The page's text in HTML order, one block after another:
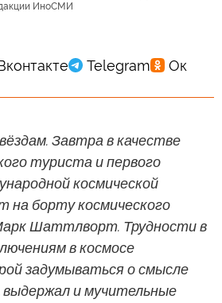
ИноСМИ
Завтра в качестве
туриста и первого
космической
борту космического
Шаттлворт. Трудности в
в космосе
задумываться о смысле
выдержал и мучительные